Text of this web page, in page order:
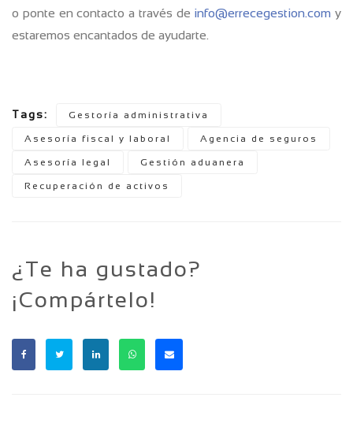
o ponte en contacto a través de info@errecegestion.com y
estaremos encantados de ayudarte.
Tags: Gestoría administrativa
Asesoría fiscal y laboral Agencia de seguros
Asesoría legal Gestión aduanera
Recuperación de activos
¿Te ha gustado?
¡Compártelo!